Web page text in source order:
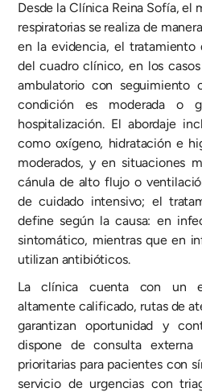
Desde la Clínica Reina Sofía, el
respiratorias se realiza de
en la evidencia, el tratamiento
del cuadro clínico, en los
ambulatorio con seguimiento
condición es moderada o
hospitalización. El abordaje
como oxígeno, hidratación e
moderados, y en situaciones
cánula de alto flujo o
de cuidado intensivo; el
define según la causa: en
sintomático, mientras que en
utilizan antibióticos.
La clínica cuenta con un
altamente calificado, rutas de
garantizan oportunidad y
dispone de consulta externa
prioritarias para pacientes con
servicio de urgencias con